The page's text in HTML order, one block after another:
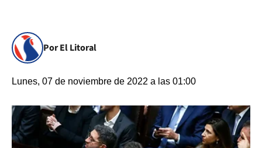
Por El Litoral
Lunes, 07 de noviembre de 2022 a las 01:00